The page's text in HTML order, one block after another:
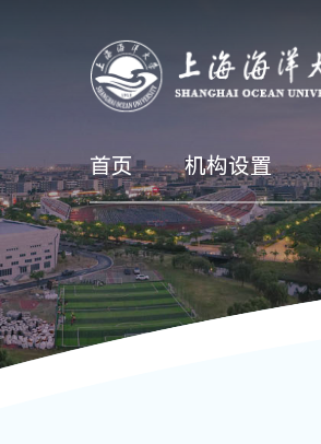
首页 机构设置